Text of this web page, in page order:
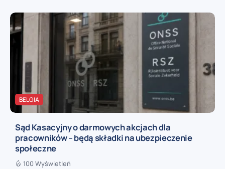
BELGIA
Sąd Kasacyjny o darmowych akcjach dla
pracowników – będą składki na ubezpieczenie
społeczne
100 Wyświetleń